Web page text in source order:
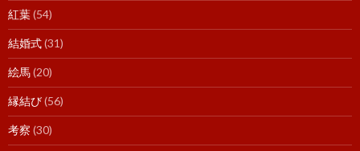
紅葉(54)
結婚式(31)
絵馬(20)
縁結び(56)
考察 (30)